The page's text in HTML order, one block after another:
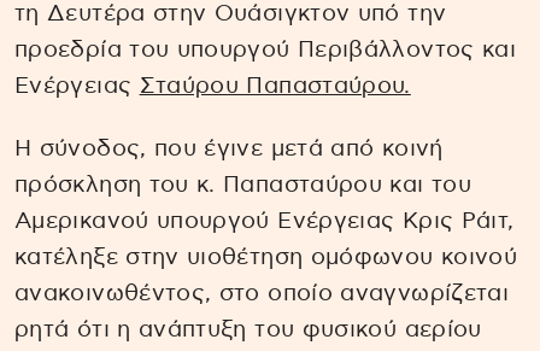
τη Δευτέρα στην Ουάσιγκτον υπό την
προεδρία του υπουργού Περιβάλλοντος και
Ενέργειας Σταύρου Παπασταύρου.
Η σύνοδος, που έγινε μετά από κοινή
πρόσκληση του κ. Παπασταύρου και του
Αμερικανού υπουργού Ενέργειας Κρις Ράιτ,
κατέληξε στην υιοθέτηση ομόφωνου κοινού
ανακοινωθέντος, στο οποίο αναγνωρίζεται
ρητά ότι η ανάπτυξη του φυσικού αερίου